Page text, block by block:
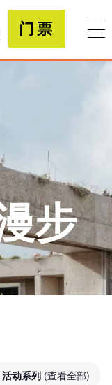
门票
步
活动系列 (查看全部)